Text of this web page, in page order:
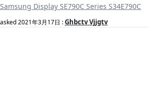
Samsung Display SE790C Series S34E790C
asked2021年3月17日 :Ghbctv Vjjgtv